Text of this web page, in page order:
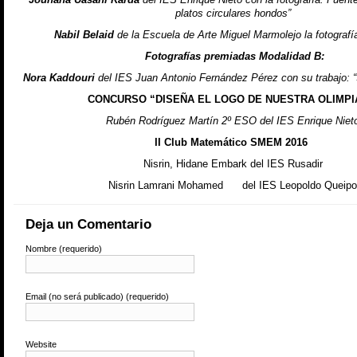
platos circulares hondos”
Nabil Belaidde la Escuela de Arte Miguel Marmolejo la
Fotografías premiadas Modalidad B:
Nora Kaddouridel IES Juan Antonio Fernández Pérez con su trabajo:
CONCURSO “DISEÑA EL LOGO DE NUESTRA
Rubén Rodríguez Martín 2º ESO del IES Enrique
II Club Matemático SMEM 2016
Nisrin, Hidane Embark del IES Rusadir
Nisrin Lamrani Mohamed del IES Leopoldo Queipo
Deja un Comentario
Nombre (requerido)
Email (no será publicado) (requerido)
Website